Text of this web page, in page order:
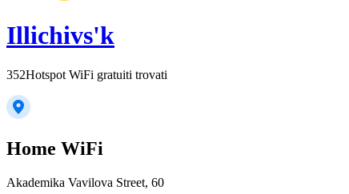
Illichivs'k
352Hotspot WiFi gratuiti trovati
Home WiFi
Akademika Vavilova Street, 60